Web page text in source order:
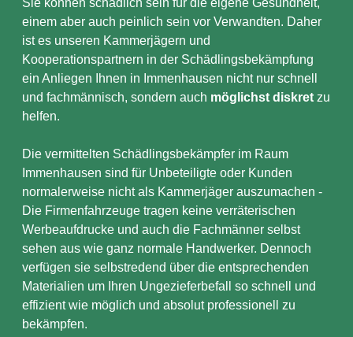
Sie können schädlich sein für die eigene Gesundheit,
einem aber auch peinlich sein vor Verwandten. Daher
ist es unseren Kammerjägern und
Kooperationspartnern in der Schädlingsbekämpfung
ein Anliegen Ihnen in Immenhausen nicht nur schnell
und fachmännisch, sondern auch möglichst diskret zu
helfen.
Die vermittelten Schädlingsbekämpfer im Raum
Immenhausen sind für Unbeteiligte oder Kunden
normalerweise nicht als Kammerjäger auszumachen -
Die Firmenfahrzeuge tragen keine verräterischen
Werbeaufdrucke und auch die Fachmänner selbst
sehen aus wie ganz normale Handwerker. Dennoch
verfügen sie selbstredend über die entsprechenden
Materialien um Ihren Ungezieferbefall so schnell und
effizient wie möglich und absolut professionell zu
bekämpfen.